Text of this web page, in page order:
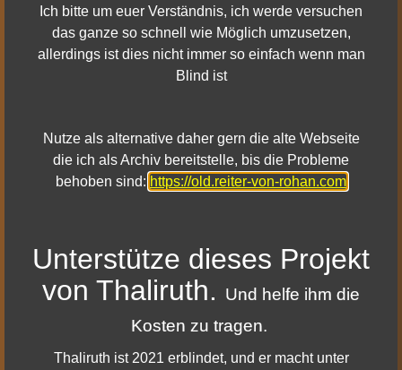
Karte zur Seite 2
Ich bitte um euer Verständnis, ich werde versuchen
das ganze so schnell wie Möglich umzusetzen,
allerdings ist dies nicht immer so einfach wenn man
Blind ist
Nutze als alternative daher gern die alte Webseite
die ich als Archiv bereitstelle, bis die Probleme
behoben sind: https://old.reiter-von-rohan.com
Unterstütze dieses Projekt
von Thaliruth.
Und helfe ihm die
Kosten zu tragen.
Thaliruth ist 2021 erblindet, und er macht unter